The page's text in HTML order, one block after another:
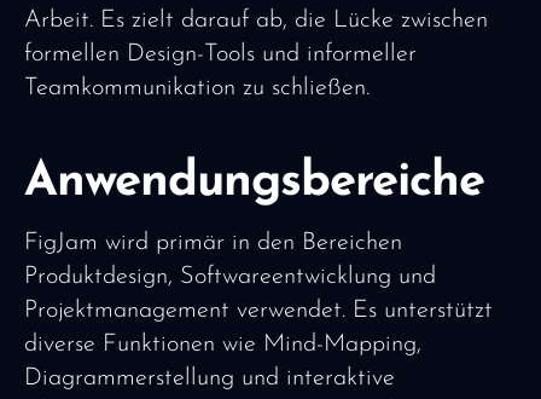
Arbeit. Es zielt darauf ab, die Lücke zwischen
formellen Design-Tools und informeller
Teamkommunikation zu schließen.
Anwendungsbereiche
FigJam wird primär in den Bereichen
Produktdesign, Softwareentwicklung und
Projektmanagement verwendet. Es unterstützt
diverse Funktionen wie Mind-Mapping,
Diagrammerstellung und interaktive